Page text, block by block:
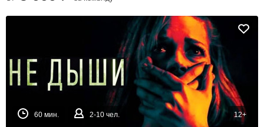
60 мин. 2-10 чел. 12+